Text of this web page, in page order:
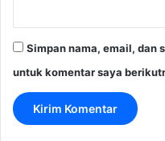
Simpan nama, email, dan
untuk komentar saya